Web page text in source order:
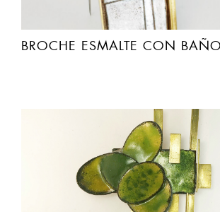
BROCHE ESMALTE CON